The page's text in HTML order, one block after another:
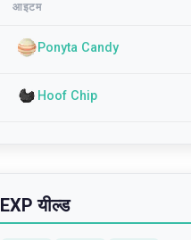
आइटम
Ponyta Candy
Hoof Chip
EXP यील्ड